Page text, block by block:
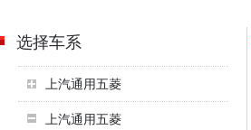
选择车系
上汽通用五菱
上汽通用五菱